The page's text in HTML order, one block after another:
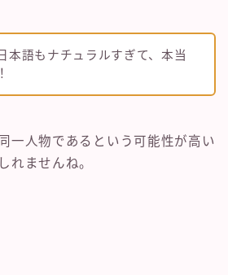
本語もナチュラルすぎて、本当
一人物であるという可能性が高い
れませんね。